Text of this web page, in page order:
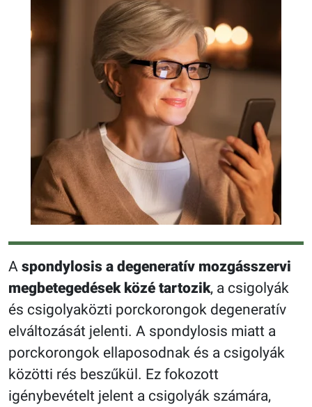
A spondylosis a degeneratív mozgásszervi
megbetegedések közé tartozik, a csigolyák
és csigolyaközti porckorongok degeneratív
elváltozását jelenti. A spondylosis miatt a
porckorongok ellaposodnak és a csigolyák
közötti rés beszűkül. Ez fokozott
igénybevételt jelent a csigolyák számára,